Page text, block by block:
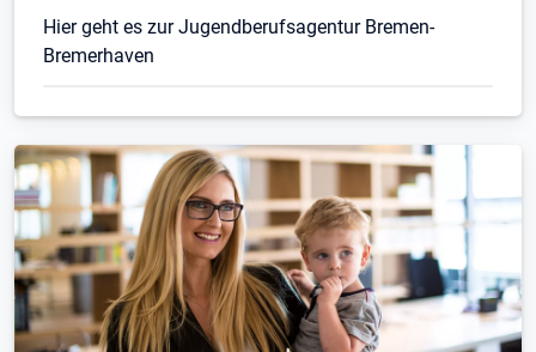
Hier geht es zur Jugendberufsagentur Bremen-
Bremerhaven